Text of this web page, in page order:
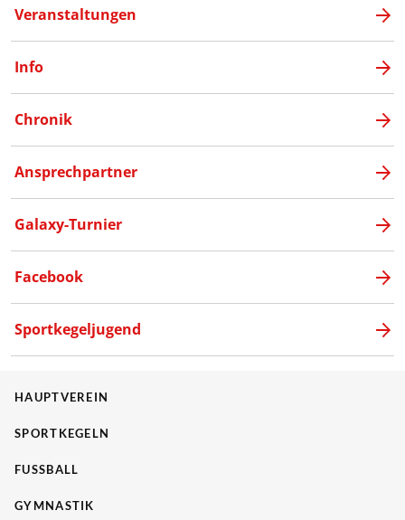
Veranstaltungen
Info
Chronik
Ansprechpartner
Galaxy-Turnier
Facebook
Sportkegeljugend
HAUPTVEREIN
SPORTKEGELN
FUSSBALL
GYMNASTIK